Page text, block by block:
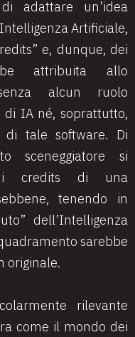
adattare un’idea
Artificiale,
e, dunque, dei
attribuita allo
alcun ruolo
di IA né, soprattutto,
di tale software. Di
sceneggiatore si
i credits di una
tenendo in
dell’Intelligenza
sarebbe
originale.
rilevante
come il mondo dei